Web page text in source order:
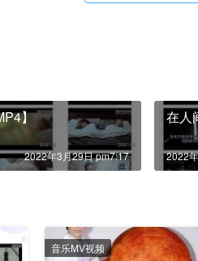
】
2022年3月29日 pm7:17
在人
2022
音乐MV视频